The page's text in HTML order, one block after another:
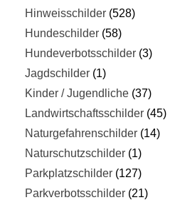
Hinweisschilder 528
Hundeschilder 58
Hundeverbotsschilder 3
Jagdschilder 1
Kinder / Jugendliche 37
Landwirtschaftsschilder 45
Naturgefahrenschilder 14
Naturschutzschilder 1
Parkplatzschilder 127
Parkverbotsschilder 21